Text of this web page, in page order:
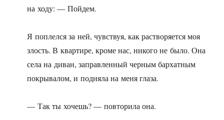
на ходу: — Пойдем.
Я поплелся за ней, чувствуя, как растворяется моя
злость. В квартире, кроме нас, никого не было. Она
села на диван, заправленный черным бархатным
покрывалом, и подняла на меня глаза.
— Так ты хочешь? — повторила она.